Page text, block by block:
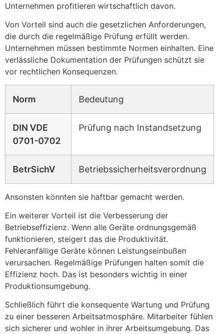
Unternehmen profitieren wirtschaftlich davon.
Von Vorteil sind auch die gesetzlichen Anforderungen,
die durch die regelmäßige Prüfung erfüllt werden.
Unternehmen müssen bestimmte Normen einhalten. Eine
verlässliche Dokumentation der Prüfungen schützt sie
vor rechtlichen Konsequenzen.
Norm Bedeutung
DIN VDE
0701-0702
Prüfung nach Instandsetzung
BetrSichV Betriebssicherheitsverordnung
Ansonsten könnten sie haftbar gemacht werden.
Ein weiterer Vorteil ist die Verbesserung der
Betriebseffizienz. Wenn alle Geräte ordnungsgemäß
funktionieren, steigert das die Produktivität.
Fehleranfällige Geräte können Leistungseinbußen
verursachen. Regelmäßige Prüfungen halten somit die
Effizienz hoch. Das ist besonders wichtig in einer
Produktionsumgebung.
Schließlich führt die konsequente Wartung und Prüfung
zu einer besseren Arbeitsatmosphäre. Mitarbeiter fühlen
sich sicherer und wohler in ihrer Arbeitsumgebung. Das